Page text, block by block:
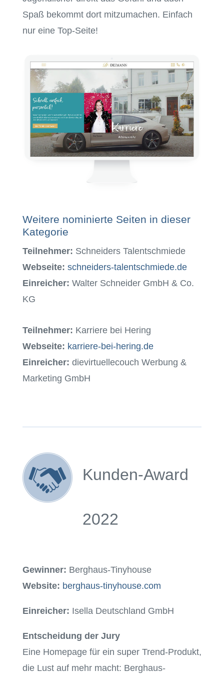
Spaß bekommt dort mitzumachen. Einfach
nur eine Top-Seite!
Weitere nominierte Seiten in dieser
Kategorie
Teilnehmer: Schneiders Talentschmiede
Webseite: schneiders-talentschmiede.de
Einreicher: Walter Schneider GmbH & Co.
KG
Teilnehmer: Karriere bei Hering
Webseite: karriere-bei-hering.de
Einreicher: dievirtuellecouch Werbung &
Marketing GmbH
Kunden-Award
2022
Gewinner: Berghaus-Tinyhouse
Website: berghaus-tinyhouse.com
Einreicher: Isella Deutschland GmbH
Entscheidung der Jury
Eine Homepage für ein super Trend-Produkt,
die Lust auf mehr macht: Berghaus-